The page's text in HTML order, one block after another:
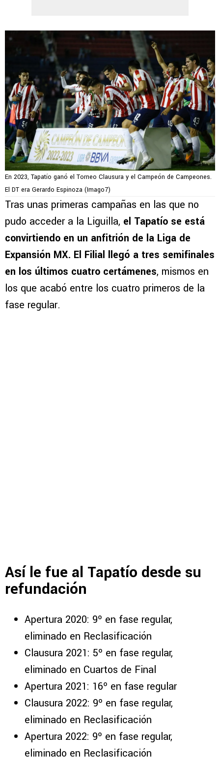
En 2023, Tapatío ganó el Torneo Clausura y el Campeón de Campeones.
El DT era Gerardo Espinoza (Imago7)
Tras unas primeras campañas en las que no
pudo acceder a la Liguilla, el Tapatío se está
convirtiendo en un anfitrión de la Liga de
Expansión MX. El Filial llegó a tres semifinales
en los últimos cuatro certámenes, mismos en
los que acabó entre los cuatro primeros de la
fase regular.
Así le fue al Tapatío desde su
refundación
Apertura 2020: 9º en fase regular,
eliminado en Reclasificación
Clausura 2021: 5º en fase regular,
eliminado en Cuartos de Final
Apertura 2021: 16º en fase regular
Clausura 2022: 9º en fase regular,
eliminado en Reclasificación
Apertura 2022: 9º en fase regular,
eliminado en Reclasificación